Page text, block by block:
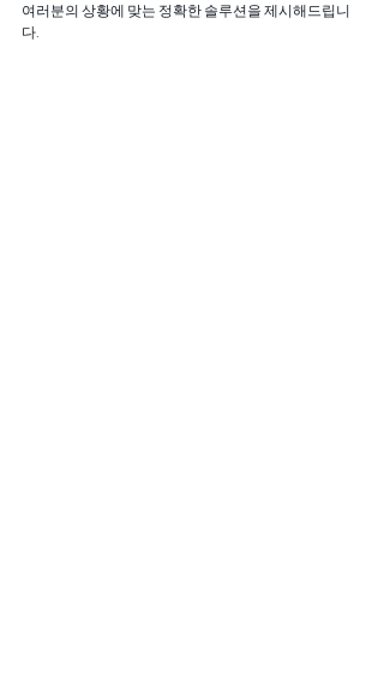
여러분의 상황에 맞는 정확한 솔루션을 제시해드립니
다.